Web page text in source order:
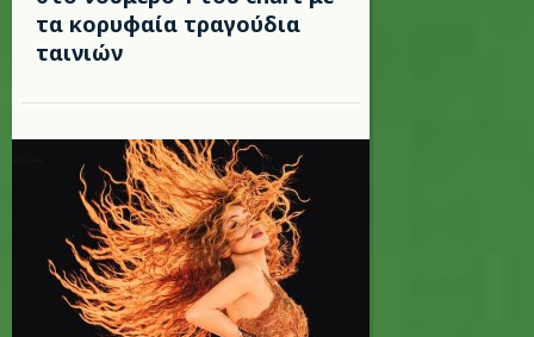
τα κορυφαία τραγούδια
ταινιών